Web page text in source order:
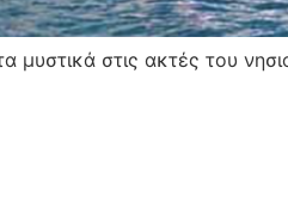
μυστικά στις ακτές του